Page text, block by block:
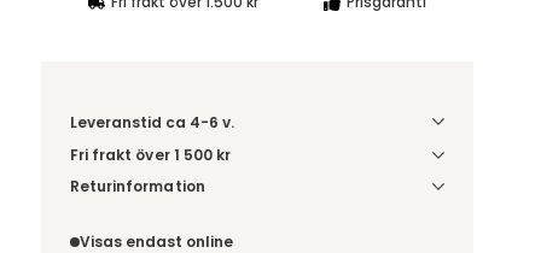
Leveranstid ca 4-6 v.
Fri frakt över 1 500 kr
Välj utförande via 'Gör dina val' för
Returinformation
omfattas därför inte av ångerrätten.
Visas endast online